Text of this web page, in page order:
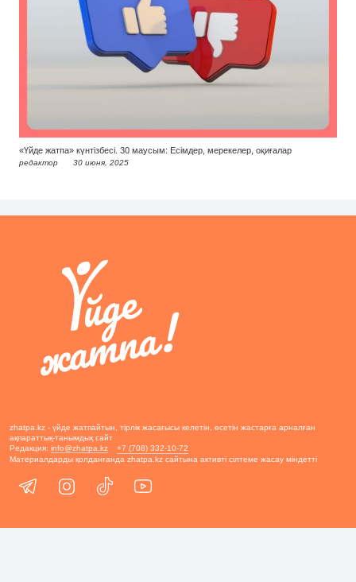
«Үйде жатпа» күнтізбесі. 30 маусым: Есімдер, мерекелер, оқиғалар
редактор 30 июня, 2025
zhatpa.kz - үйде жатпайтын, тірлік жасағысы келетін, өсетін жастарға арналған
ақпараттық-танымдық сайт
Редакция: info@zhatpa.kz
+7 (708) 332-10-72
Материалдарды қолданғанда zhatpa.kz сайтына активті сілтеме жасау міндетті